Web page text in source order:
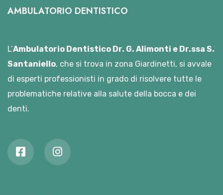
AMBULATORIO DENTISTICO
L’Ambulatorio Dentistico Dr. G. Alimonti e Dr.ssa S.
Santaniello, che si trova in zona Giardinetti, si avvale
di esperti professionisti in grado di risolvere tutte le
problematiche relative alla salute della bocca e dei
denti.